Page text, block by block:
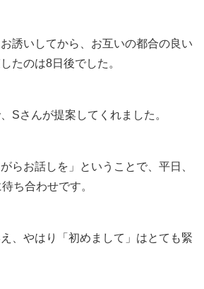
お誘いしてから、お互いの都合の良い
たのは8日後でした。
Sさんが提案してくれました。
らお話しを」ということで、平日、
ち合わせです。
、やはり「初めまして」はとても緊